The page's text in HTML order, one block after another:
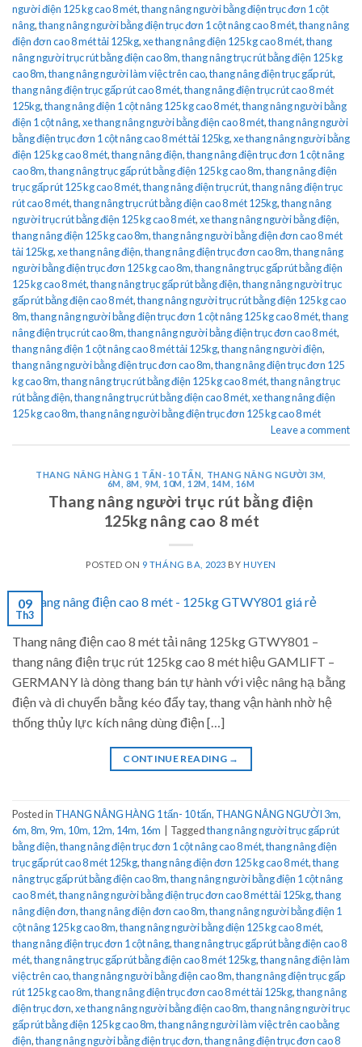
người điện 125 kg cao 8 mét,thang nâng người bằng điện trục đơn 1 cột
nâng,thang nâng người bằng điện trục đơn 1 cột nâng cao 8 mét,thang nâng
điện đơn cao 8 mét tải 125kg,xe thang nâng điện 125 kg cao 8 mét,thang
nâng người trục rút bằng điện cao 8m,thang nâng trục rút bằng điện 125 kg
cao 8m,thang nâng người làm việc trên cao,thang nâng điện trục gấp rút,
thang nâng điện trục gấp rút cao 8 mét,thang nâng điện trục rút cao 8 mét
125kg,thang nâng điện 1 cột nâng 125 kg cao 8 mét,thang nâng người bằng
điện 1 cột nâng,xe thang nâng người bằng điện cao 8 mét,thang nâng người
bằng điện trục đơn 1 cột nâng cao 8 mét tải 125kg,xe thang nâng người bằng
điện 125 kg cao 8 mét,thang nâng điện,thang nâng điện trục đơn 1 cột nâng
cao 8m,thang nâng trục gấp rút bằng điện 125 kg cao 8m,thang nâng điện
trục gấp rút 125 kg cao 8 mét,thang nâng điện trục rút,thang nâng điện trục
rút cao 8 mét,thang nâng trục rút bằng điện cao 8 mét 125kg,thang nâng
người trục rút bằng điện 125 kg cao 8 mét,xe thang nâng người bằng điện,
thang nâng điện 125 kg cao 8m,thang nâng người bằng điện đơn cao 8 mét
tải 125kg,xe thang nâng điện,thang nâng điện trục đơn cao 8m,thang nâng
người bằng điện trục đơn 125 kg cao 8m,thang nâng trục gấp rút bằng điện
125 kg cao 8 mét,thang nâng trục gấp rút bằng điện,thang nâng người trục
gấp rút bằng điện cao 8 mét,thang nâng người trục rút bằng điện 125 kg cao
8m,thang nâng người bằng điện trục đơn 1 cột nâng 125 kg cao 8 mét,thang
nâng điện trục rút cao 8m,thang nâng người bằng điện trục đơn cao 8 mét,
thang nâng điện 1 cột nâng cao 8 mét tải 125kg,thang nâng người điện,
thang nâng người bằng điện trục đơn cao 8m,thang nâng điện trục đơn 125
kg cao 8m,thang nâng trục rút bằng điện 125 kg cao 8 mét,thang nâng trục
rút bằng điện,thang nâng trục rút bằng điện cao 8 mét,xe thang nâng điện
125 kg cao 8m,thang nâng người bằng điện trục đơn 125 kg cao 8 mét
Leave a comment
THANG NÂNG HÀNG 1 TẤN- 10 TẤN
THANG NÂNG NGƯỜI 3M,
6M, 8M, 9M, 10M, 12M, 14M, 16M
Thang nâng người trục rút bằng điện
125kg nâng cao 8 mét
POSTED ON 9 THÁNG BA, 2023 BY HUYEN
09
Th3
Thang nâng điện cao 8 mét tải nâng 125kg GTWY801 –
thang nâng điện trục rút 125kg cao 8 mét hiệu GAMLIFT –
GERMANY là dòng thang bán tự hành với việc nâng hạ bằng
điện và di chuyển bằng kéo đẩy tay, thang vận hành nhờ hệ
thống thủy lực kích nâng dùng điện […]
CONTINUE READING →
Posted in THANG NÂNG HÀNG 1 tấn- 10 tấn, THANG NÂNG NGƯỜI 3m,
6m, 8m, 9m, 10m, 12m, 14m, 16m
Taggedthang nâng người trục gấp rút
bằng điện,thang nâng điện trục đơn 1 cột nâng cao 8 mét,thang nâng điện
trục gấp rút cao 8 mét 125kg,thang nâng điện đơn 125 kg cao 8 mét,thang
nâng trục gấp rút bằng điện cao 8m,thang nâng người bằng điện 1 cột nâng
cao 8 mét,thang nâng người bằng điện trục đơn cao 8 mét tải 125kg,thang
nâng điện đơn,thang nâng điện đơn cao 8m,thang nâng người bằng điện 1
cột nâng 125 kg cao 8m,thang nâng người bằng điện 125 kg cao 8 mét,
thang nâng điện trục đơn 1 cột nâng,thang nâng trục gấp rút bằng điện cao 8
mét,thang nâng trục gấp rút bằng điện cao 8 mét 125kg,thang nâng điện làm
việc trên cao,thang nâng người bằng điện cao 8m,thang nâng điện trục gấp
rút 125 kg cao 8m,thang nâng điện trục đơn cao 8 mét tải 125kg,thang nâng
điện trục đơn,xe thang nâng người bằng điện cao 8m,thang nâng người trục
gấp rút bằng điện 125 kg cao 8m,thang nâng người làm việc trên cao bằng
điện,thang nâng người bằng điện trục đơn,thang nâng điện trục đơn cao 8